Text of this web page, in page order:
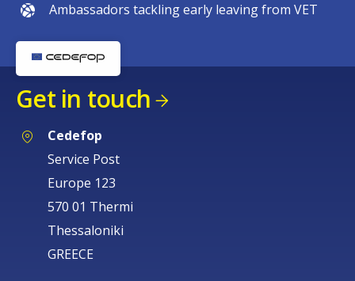
Ambassadors tackling early leaving from VET
Get in touch
Cedefop
Service Post
Europe 123
570 01 Thermi
Thessaloniki
GREECE